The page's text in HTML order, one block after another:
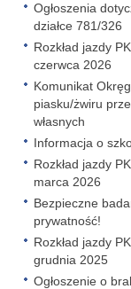
Ogłoszenia
działce 781/326
Rozkład jazdy
czerwca 2026
Komunikat
piasku/żwiru
własnych
Informacja o
Rozkład jazdy
marca 2026
Bezpieczne
prywatność!
Rozkład jazdy
grudnia 2025
Ogłoszenie o